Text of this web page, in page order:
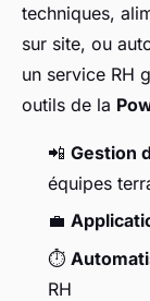
techniques,
sur site, ou
un service RH
outils de la
📲 Gestion
équipes
💼
⏱️
RH